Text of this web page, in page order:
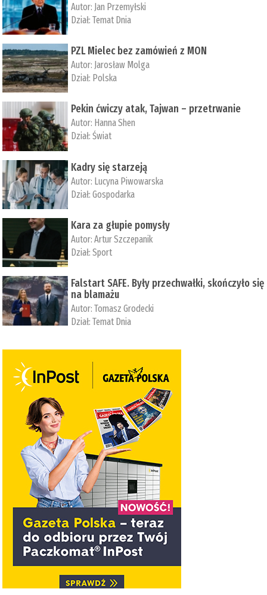
Autor: Jan Przemyłski
Dział:Temat Dnia
PZL Mielec bez zamówień z MON
Autor: Jarosław Molga
Dział: Polska
Pekin ćwiczy atak, Tajwan – przetrwanie
Autor: ­Hanna Shen
Dział:Świat
Kadry się starzeją
Autor: Lucyna Piwowarska
Dział:Gospodarka
Kara za głupie pomysły
Autor:Artur Szczepanik
Dział:Sport
Falstart SAFE. Były przechwałki, skończyło się
na blamażu
Autor:Tomasz Grodecki
Dział:Temat Dnia